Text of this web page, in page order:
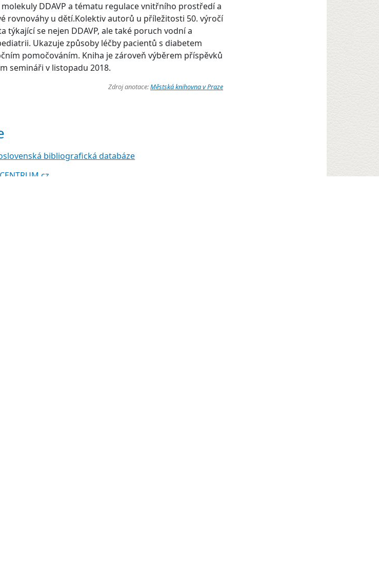
DDAVP a tématu regulace vnitřního prostředí a
rovnováhy u dětí.Kolektiv autorů u příležitosti 50. výročí
týkající se nejen DDAVP, ale také poruch vodní a
Ukazuje způsoby léčby pacientů s diabetem
pomočováním. Kniha je zároveň výběrem příspěvků
semináři v listopadu 2018.
Zdroj anotace:Městská knihovna v Praze
bibliografická databáze